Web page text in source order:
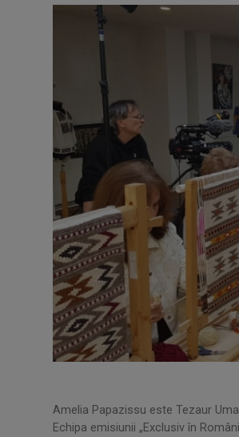
Amelia Papazissu este Tezaur
Echipa emisiunii „Exclusiv în